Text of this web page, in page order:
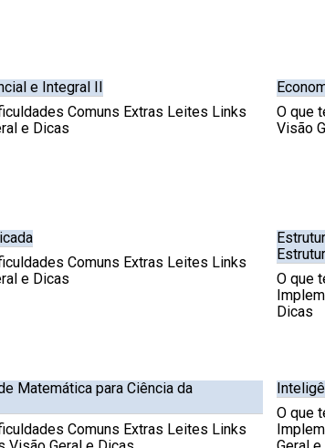
e Integral II
Comuns Extras Leites Links
e Dicas
O que
Visão
Comuns Extras Leites Links
e Dicas
O que
Dicas
Matemática para Ciência da
Comuns Extras Leites Links
O que